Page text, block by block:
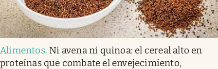
Alimentos. Ni avena ni quinoa: el cereal alto en
proteínas que combate el envejecimiento,